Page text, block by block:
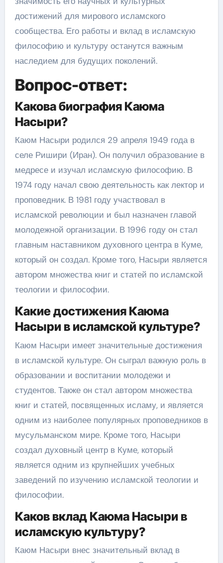
достижений для мирового исламского
сообщества. Его работы и вклад в исламскую
философию и культуру останутся важным
наследием для будущих поколений.
Вопрос-ответ:
Какова биография Каюма
Насыри?
Каюм Насыри родился 29 апреля 1949 года в
селе Ришири (Иран). Он получил образование в
медресе и изучал исламскую философию. В
1974 году начал свою деятельность как лектор и
проповедник. В 1981 году участвовал в
исламской революции и был назначен главой
молодежной организации. В 1996 году он стал
главным наставником духовного центра в Куме,
который он создал. Кроме того, Насыри является
автором множества книг и статей по исламской
теологии и философии.
Какие достижения Каюма
Насыри в исламской культуре?
Каюм Насыри имеет значительные достижения
в исламской культуре. Он сыграл важную роль в
образовании и воспитании молодежи и
студентов. Также он стал автором множества
книг и статей, посвященных исламу, и является
одним из наиболее популярных проповедников в
мусульманском мире. Кроме того, Насыри
создал духовный центр в Куме, который
является одним из крупнейших учебных
заведений по изучению исламской теологии и
философии.
Каков вклад Каюма Насыри в
исламскую культуру?
Каюм Насыри внес значительный вклад в